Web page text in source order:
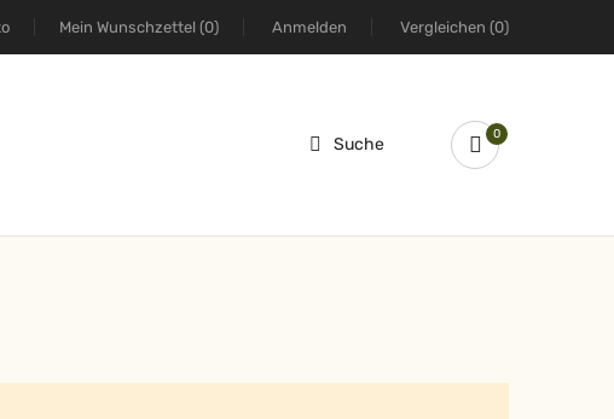
Mein Wunschzettel (0) Anmelden Vergleichen (0)
Suche 0